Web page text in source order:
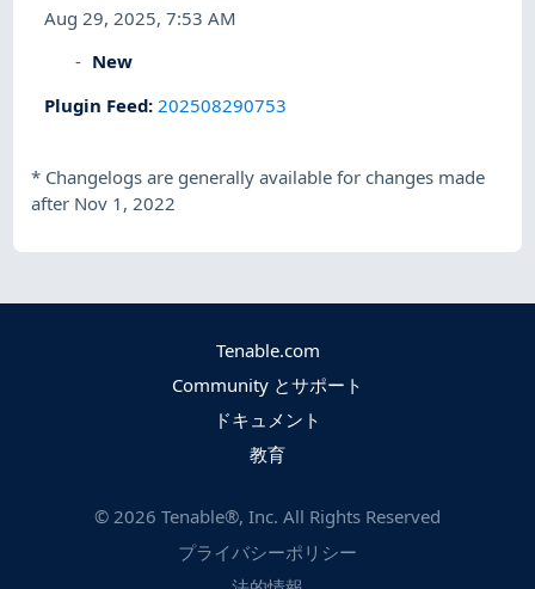
Aug 29, 2025, 7:53 AM
New
Plugin Feed: 202508290753
* Changelogs are generally available for changes made
after Nov 1, 2022
Tenable.com
Community とサポート
ドキュメント
教育
© 2026 Tenable®, Inc. All Rights Reserved
プライバシーポリシー